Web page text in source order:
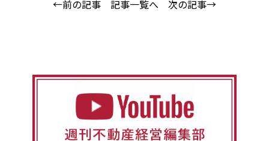
←前の記事 記事一覧へ 次の記事→